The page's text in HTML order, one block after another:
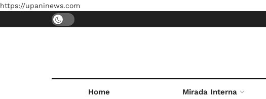
https://upaninews.com
Home Mirada Interna